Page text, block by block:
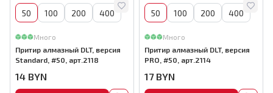
50 100 200 400
Много
Притир алмазный DLT, версия
Standard, #50, арт.2118
14 BYN
50 100 200 400
Много
Притир алмазный DLT, версия
PRO, #50, арт.2114
17 BYN